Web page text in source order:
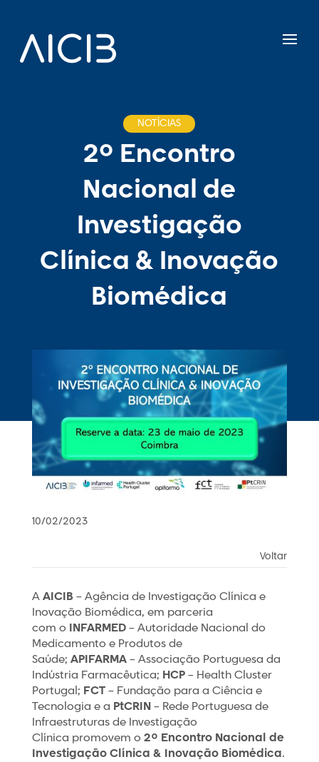
NOTÍCIAS
2º Encontro
Nacional de
Investigação
Clínica & Inovação
Biomédica
10/02/2023
Voltar
AAICIB – Agência de Investigação Clínica e
Inovação Biomédica, em parceria
com o INFARMED– Autoridade Nacional do
Medicamento e Produtos de
Saúde; APIFARMA– Associação Portuguesa da
Indústria Farmacêutica; HCP– Health Cluster
Portugal; FCT– Fundação para a Ciência e
Tecnologia e a PtCRIN– Rede Portuguesa de
Infraestruturas de Investigação
Clínica promovem o 2º Encontro Nacional de
Investigação Clínica & Inovação Biomédica.